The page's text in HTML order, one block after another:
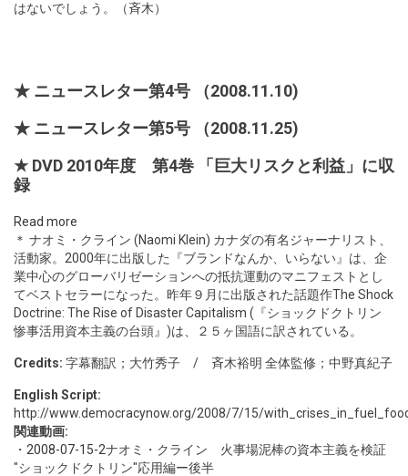
はないでしょう。（斉木）
★ ニュースレター第4号 （2008.11.10)
★ ニュースレター第5号 （2008.11.25)
★ DVD 2010年度 第4巻
「巨大リスクと利益」に収
録
Read more
＊ ナオミ・クライン (Naomi Klein) カナダの有名ジャーナリスト、
活動家。2000年に出版した『ブランドなんか、いらない』は、企
業中心のグローバリゼーションへの抵抗運動のマニフェストとし
てベストセラーになった。昨年９月に出版された話題作The Shock
Doctrine: The Rise of Disaster Capitalism (『ショックドクトリン
惨事活用資本主義の台頭』)は、２５ヶ国語に訳されている。
Credits: 字幕翻訳；大竹秀子 / 斉木裕明 全体監修；中野真紀子
English Script:
http://www.democracynow.org/2008/7/15/
関連動画:
・ 2008-07-15-2ナオミ・クライン 火事場泥棒の資本主義を検証
"ショックドクトリン"応用編ー後半